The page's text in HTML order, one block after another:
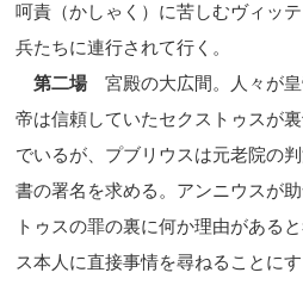
呵責（かしゃく）に苦しむヴィッ
兵たちに連行されて行く。
第二場宮殿の大広間。人々が皇
帝は信頼していたセクストゥスが
でいるが、プブリウスは元老院の
書の署名を求める。アンニウスが
トゥスの罪の裏に何か理由がある
ス本人に直接事情を尋ねることに